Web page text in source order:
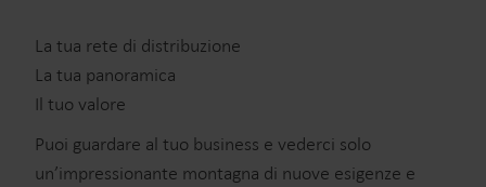
La tua rete di distribuzione
La tua panoramica
Il tuo valore
Puoi guardare al tuo business e vederci solo
un’impressionante montagna di nuove esigenze e